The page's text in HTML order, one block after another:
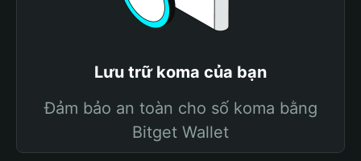
Lưu trữ koma của bạn
Đảm bảo an toàn cho số koma bằng
Bitget Wallet